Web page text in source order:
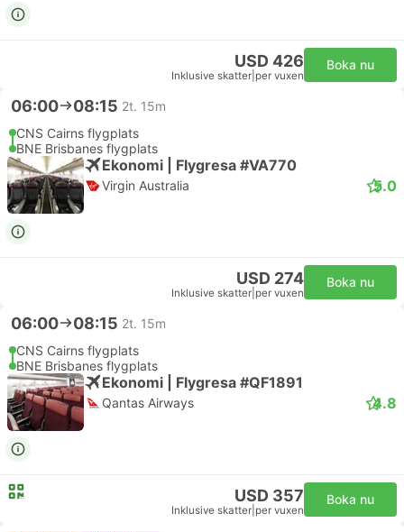
USD 426
Inklusive skatter per vuxen
Boka nu
06:00 08:15 2t. 15m
CNS Cairns flygplats
BNE Brisbanes flygplats
Ekonomi | Flygresa #VA770
Virgin Australia 5.0
USD 274
Inklusive skatter per vuxen
Boka nu
06:00 08:15 2t. 15m
CNS Cairns flygplats
BNE Brisbanes flygplats
Ekonomi | Flygresa #QF1891
Qantas Airways 4.8
USD 357
Inklusive skatter per vuxen
Boka nu